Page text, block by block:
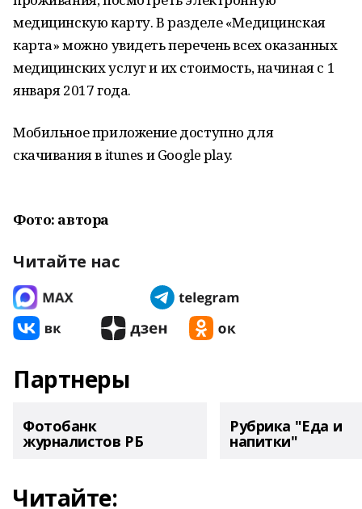
медицинскую карту. В разделе «Медицинская
карта» можно увидеть перечень всех оказанных
медицинских услуг и их стоимость, начиная с 1
января 2017 года.
Мобильное приложение доступно для
скачивания в itunes и Google play.
Фото: автора
Читайте нас
Партнеры
Фотобанк
журналистов РБ
Рубрика "Еда и
напитки"
Читайте: